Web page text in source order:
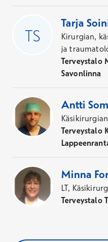
Tarja
Kirurgian,
ja
Terveystalo
Savonlinna
Antti
Terveystalo
Minna
LT,
Terveystalo